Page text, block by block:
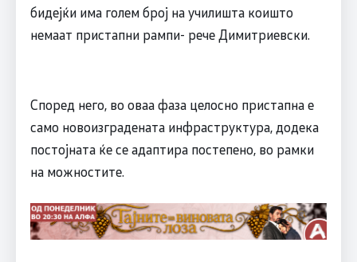
бидејќи има голем број на училишта коишто
немаат пристапни рампи- рече Димитриевски.
Според него, во оваа фаза целосно пристапна е
само новоизградената инфраструктура, додека
постојната ќе се адаптира постепено, во рамки
на можностите.